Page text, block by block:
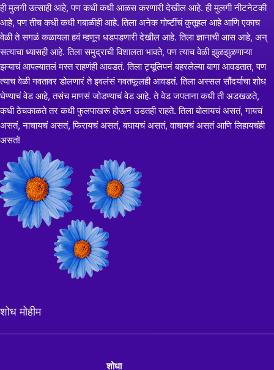
ही मुलगी उत्साही आहे, पण कधी कधी आळस करणारी देखील आहे. ही मुलगी नीटनेटकी
आहे, पण तीच कधी कधी गबाळीही आहे. तिला अनेक गोष्टींचं कुतूहल आहे आणि एकाच
वेळी ते सगळं कळायला हवं म्हणून धडपडणारी देखील आहे. तिला ज्ञानाची आस आहे, अन्
सत्याचा ध्यासही आहे. तिला समुद्राची विशालता भावते, पण त्याच वेळी झुळझुळणाऱ्या
झऱ्याचं आपल्यातलं मस्त राहणंही आवडतं. तिला ट्यूलिपनं बहरलेल्या बागा आवडतात, पण
त्याच वेळी गवतावर डोलणारं ते इवलंसं गवतफूलही आवडतं. तिला अस्सल सौंदर्याचा शोध
घेण्याचं वेड आहे, तसंच माणसं जोडण्याचं वेड आहे. ते वेड जपताना कधी ती अडखळते,
कधी ठेचकाळते तर कधी फुलपाखरू होऊन उडतही राहते. तिला बोलायचं असतं, गायचं
असतं, नाचायचं असतं, फिरायचं असतं, बघायचं असतं, वाचायचं असतं आणि लिहायचंही
असतं!
शोध मोहीम
शोधा